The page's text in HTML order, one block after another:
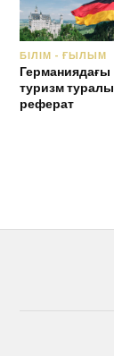
БІЛІМ - ҒЫЛЫМ
Германиядағы
туризм туралы
реферат